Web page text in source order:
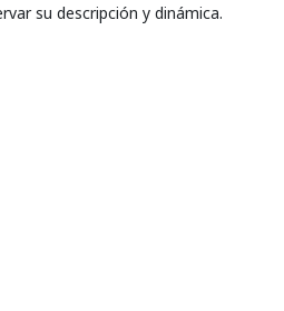
su descripción y dinámica.